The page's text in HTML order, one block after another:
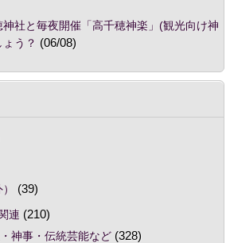
神社と毎夜開催「高千穂神楽」(観光向け神
う？ (06/08)
(39)
連 (210)
神事・伝統芸能など(328)